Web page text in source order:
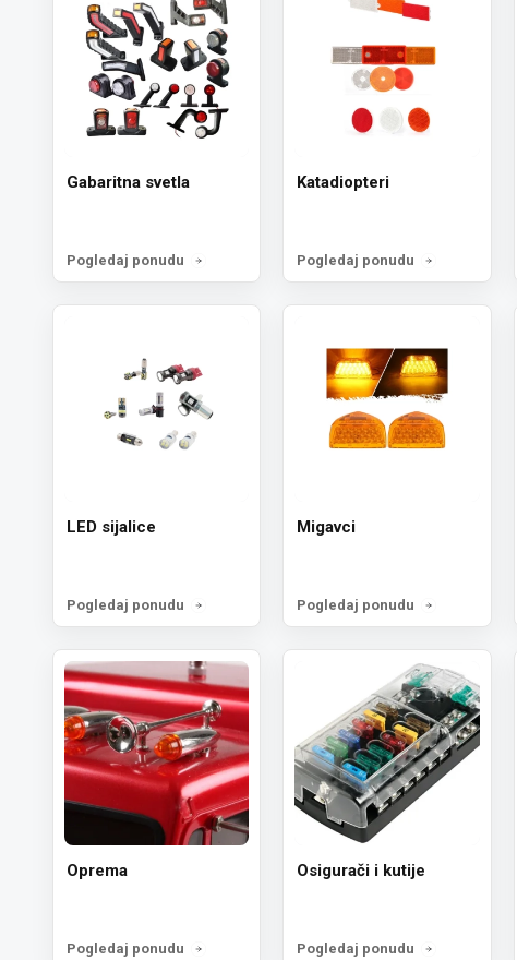
Gabaritna svetla
Pogledaj ponudu
Katadiopteri
Pogledaj ponudu
LED sijalice
Pogledaj ponudu
Migavci
Pogledaj ponudu
Oprema
Pogledaj ponudu
Osigurači i kutije
Pogledaj ponudu